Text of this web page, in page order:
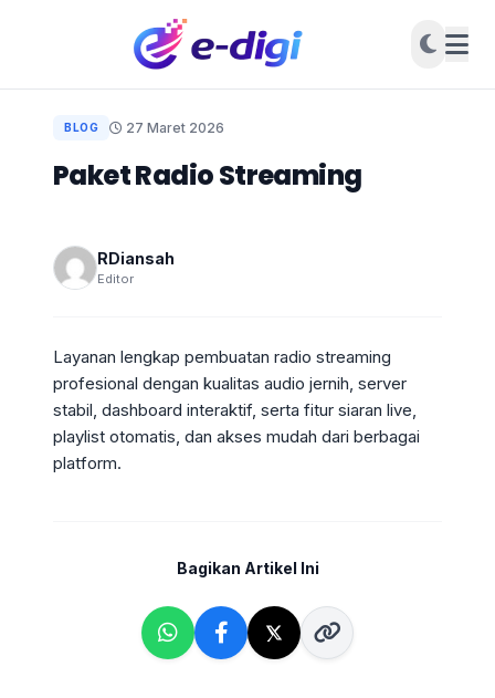
BLOG 27 Maret 2026
Paket Radio Streaming
RDiansah
Editor
Layanan lengkap pembuatan radio streaming
profesional dengan kualitas audio jernih, server
stabil, dashboard interaktif, serta fitur siaran live,
playlist otomatis, dan akses mudah dari berbagai
platform.
Bagikan Artikel Ini